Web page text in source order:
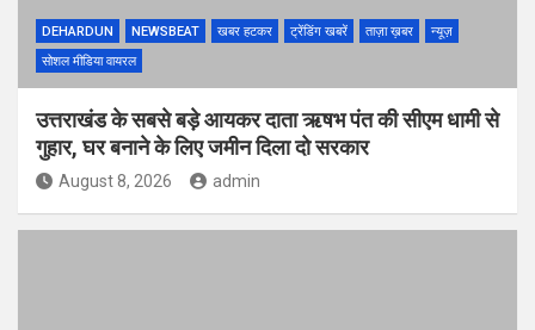
DEHARDUN NEWSBEAT खबर हटकर ट्रेंडिंग खबरें ताज़ा ख़बर
न्यूज़
सोशल मीडिया वायरल
उत्तराखंड के सबसे बड़े आयकर दाता ऋषभ पंत की सीएम धामी से
गुहार, घर बनाने के लिए जमीन दिला दो सरकार
August 8, 2026 admin